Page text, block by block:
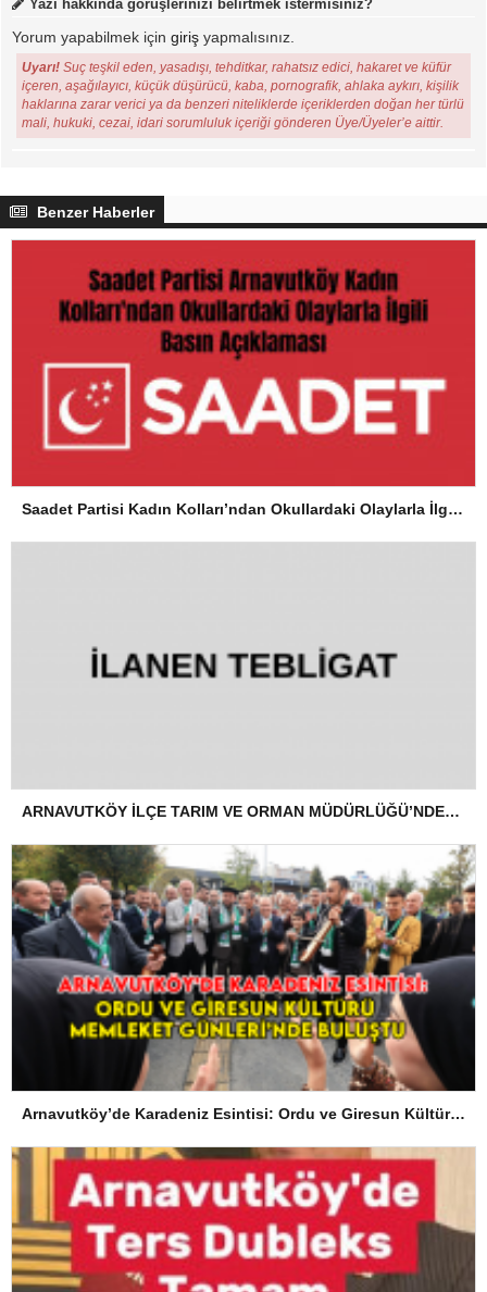
Yazı hakkında görüşlerinizi belirtmek istermisiniz?
Yorum yapabilmek için giriş yapmalısınız.
Uyarı! Suç teşkil eden, yasadışı, tehditkar, rahatsız edici, hakaret ve küfür
içeren, aşağılayıcı, küçük düşürücü, kaba, pornografik, ahlaka aykırı, kişilik
haklarına zarar verici ya da benzeri niteliklerde içeriklerden doğan her türlü
mali, hukuki, cezai, idari sorumluluk içeriği gönderen Üye/Üyeler’e aittir.
Benzer Haberler
Saadet Partisi Kadın Kolları’ndan Okullardaki Olaylarla İlgili Basın Açıklaması
ARNAVUTKÖY İLÇE TARIM VE ORMAN MÜDÜRLÜĞÜ’NDEN İLANEN TEBLİGAT
Arnavutköy’de Karadeniz Esintisi: Ordu ve Giresun Kültürü Memleket Günleri’nde Buluştu